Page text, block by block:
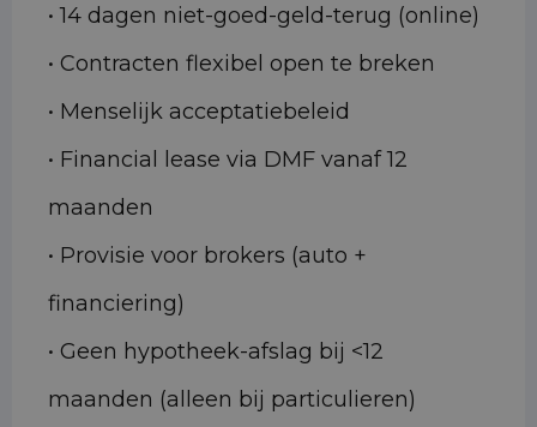
• 14 dagen niet-goed-geld-terug (online)
• Contracten flexibel open te breken
• Menselijk acceptatiebeleid
• Financial lease via DMF vanaf 12
maanden
• Provisie voor brokers (auto +
financiering)
• Geen hypotheek-afslag bij <12
maanden (alleen bij particulieren)